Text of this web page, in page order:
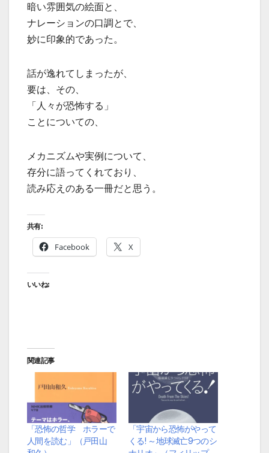
暗い雰囲気の絵面と、
ナレーションの口調とで、
妙に印象的であった。
話が逸れてしまったが、
要は、その、
「人々が恐怖する」
ことについての、
メカニズムや実例について、
存分に語ってくれており、
読み応えのある一冊だと思う。
共有:
Facebook X
いいね:
関連記事
「恐怖の哲学 ホラーで
人間を読む」（戸田山
「宇宙から恐怖がやって
くる! ～地球滅亡9つのシ